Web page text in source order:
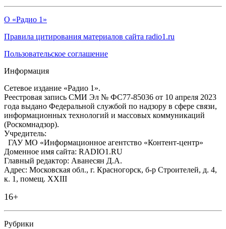
О «Радио 1»
Правила цитирования материалов сайта radio1.ru
Пользовательское соглашение
Информация
Сетевое издание «Радио 1».
Реестровая запись СМИ Эл № ФС77-85036 от 10 апреля 2023
года выдано Федеральной службой по надзору в сфере связи,
информационных технологий и массовых коммуникаций
(Роскомнадзор).
Учредитель:
ГАУ МО «Информационное агентство «Контент-центр»
Доменное имя сайта: RADIO1.RU
Главный редактор: Аванесян Д.А.
Адрес: Московская обл., г. Красногорск, б-р Строителей, д. 4,
к. 1, помещ. XXIII
16+
Рубрики